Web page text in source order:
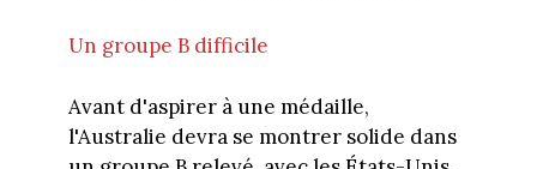
Un groupe B difficile
Avant d'aspirer à une médaille,
l'Australie devra se montrer solide dans